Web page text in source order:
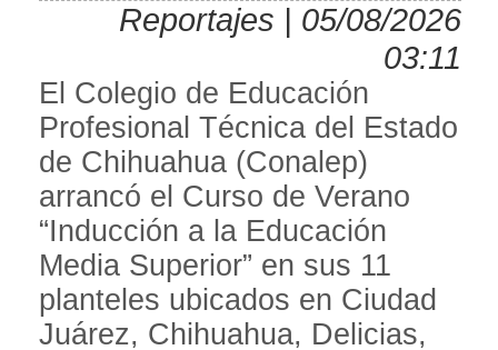
Reportajes | 05/08/2026
03:11
El Colegio de Educación
Profesional Técnica del Estado
de Chihuahua (Conalep)
arrancó el Curso de Verano
“Inducción a la Educación
Media Superior” en sus 11
planteles ubicados en Ciudad
Juárez, Chihuahua, Delicias,